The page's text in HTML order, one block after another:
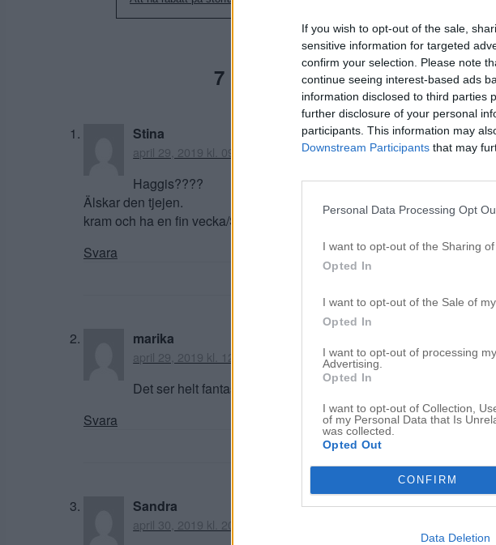
If you wish to opt-out of the sale,
sensitive information for targeted
confirm your selection. Please note
continue seeing interest-based ads
information disclosed to third parties
further disclosure of your personal
participants. This information may
Downstream Participants that may
Personal Data Processing Opt
I want to opt-out of the Sharing
Opted In
I want to opt-out of the Sale of
Opted In
I want to opt-out of processing
Advertising.
Opted In
I want to opt-out of Collection,
of my Personal Data that Is
was collected.
Opted Out
CONFIRM
Data Deletion
7 kommentarer till “Att titta in
Stina
april 29, 2019 kl. 09:25
Haggis????
Älskar den tjejen.
kram och ha en fin vecka/Stina
Svara
marika
april 29, 2019 kl. 12:43
Det ser helt fantastiskt ut, älskar hundarna och hur bra dom
Svara
Sandra
april 30, 2019 kl. 20:02